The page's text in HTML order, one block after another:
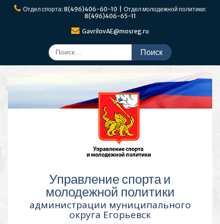
ПерейтиОтдел спорта: 8(496)406-60-10 | Отдел молодежной политики:
8(496)406-65-11
GavrilovAE@mosreg.ru
Поиск
по:
Управление спорта и
молодежной политики
администрации муниципального
округа Егорьевск